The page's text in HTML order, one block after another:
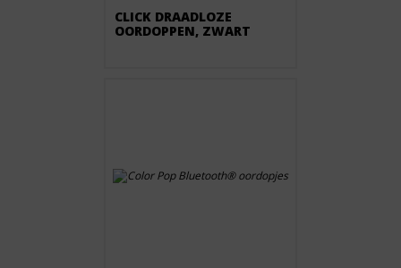
CLICK DRAADLOZE
OORDOPPEN, ZWART